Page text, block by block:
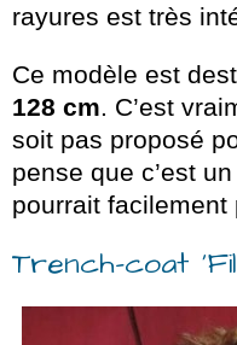
rayures est très
Ce modèle est
128 cm. C’est
soit pas proposé
pense que c’est
pourrait facilement
Trench-coat